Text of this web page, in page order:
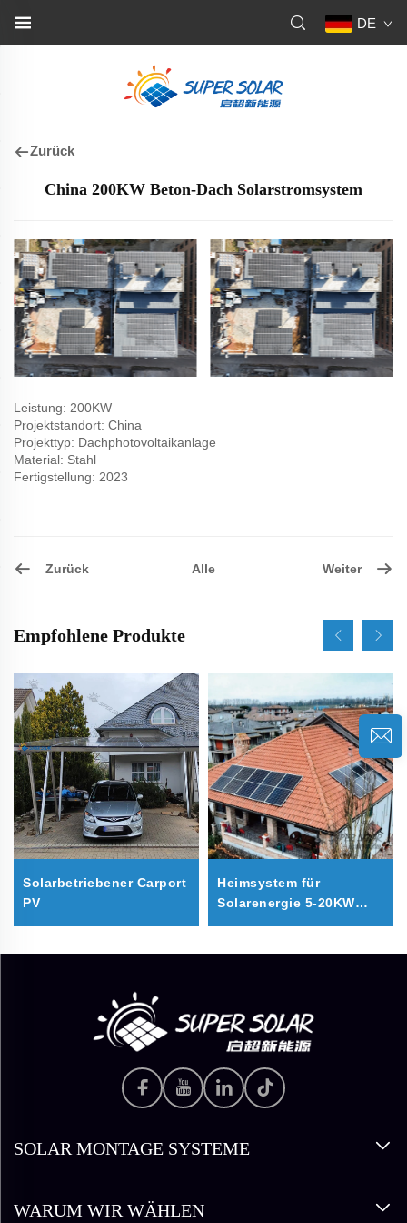
DE
Zurück
China 200KW Beton-Dach Solarstromsystem
Leistung: 200KW
Projektstandort: China
Projekttyp: Dachphotovoltaikanlage
Material: Stahl
Fertigstellung: 2023
Zurück Alle Weiter
Empfohlene Produkte
Solarbetriebener Carport
PV
Heimsystem für
Solarenergie 5-20KW
SOLAR MONTAGE SYSTEME
WARUM WIR WÄHLEN